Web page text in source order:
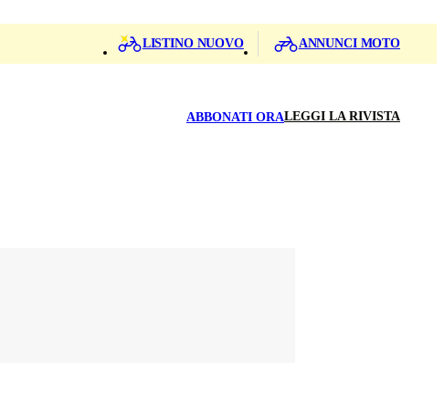
LISTINO NUOVO ANNUNCI MOTO
ABBONATI ORALEGGI LA RIVISTA